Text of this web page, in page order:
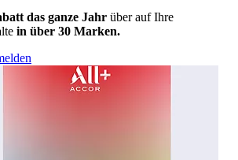
das ganze Jahr über auf Ihre
in über 30 Marken.